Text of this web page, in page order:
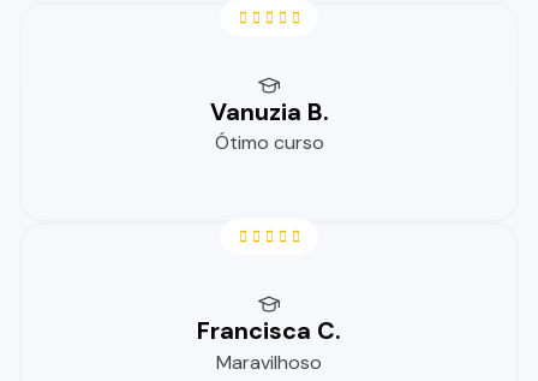
Vanuzia B.
Ótimo curso
Francisca C.
Maravilhoso